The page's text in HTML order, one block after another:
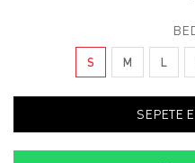
S M L
SEPETE